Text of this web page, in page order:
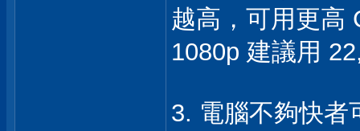
越高，可用更高
1080p 建議用
3. 電腦不夠快者